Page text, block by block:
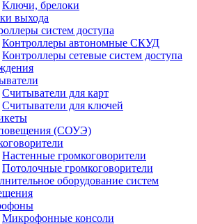
Ключи, брелоки
выхода
систем доступа
Контроллеры автономные СКУД
Контроллеры сетевые систем доступа
Считыватели для карт
Считыватели для ключей
(СОУЭ)
Настенные громкоговорители
Потолочные громкоговорители
оборудование систем
Микрофонные консоли